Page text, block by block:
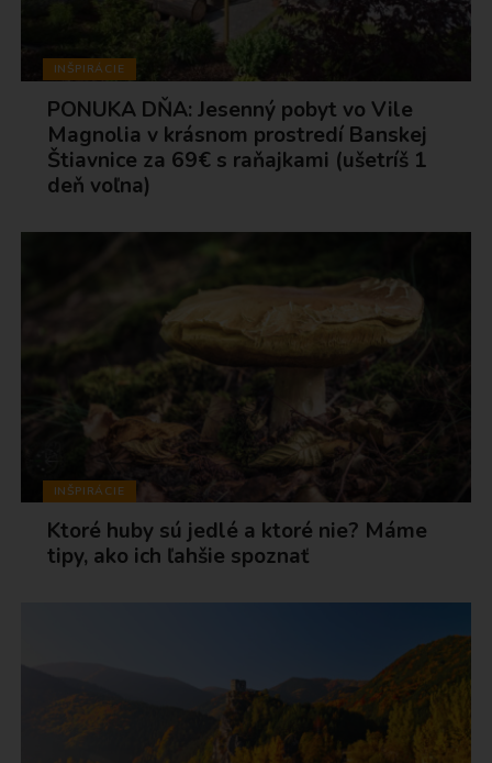
INŠPIRÁCIE
PONUKA DŇA: Jesenný pobyt vo Vile
Magnolia v krásnom prostredí Banskej
Štiavnice za 69€ s raňajkami (ušetríš 1
deň voľna)
INŠPIRÁCIE
Ktoré huby sú jedlé a ktoré nie? Máme
tipy, ako ich ľahšie spoznať